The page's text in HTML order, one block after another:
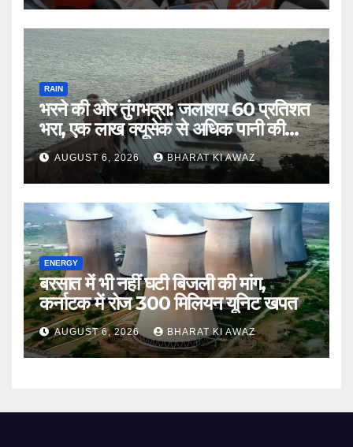
RAIN
भरने की ओर तुंगभद्रा: जलाशय 60 प्रतिशत
भरा, एक लाख क्यूसेक से अधिक पानी की
आवक
AUGUST 6, 2026 BHARAT KI AWAZ
ENERGY
बरसात में भी नहीं घटी बिजली की मांग,
कर्नाटक में रोज 300 मिलियन यूनिट खपत
AUGUST 6, 2026 BHARAT KI AWAZ